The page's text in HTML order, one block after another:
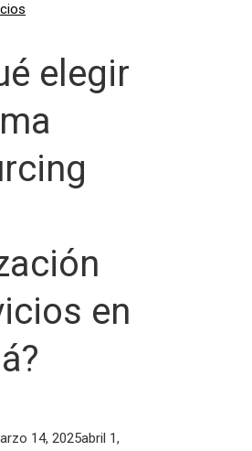
elegir
en
14, 2025abril 1,